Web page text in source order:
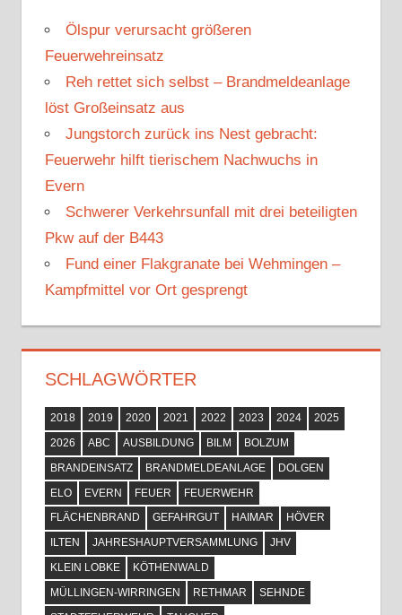
a
h
Ölspur verursacht größeren
Feuerwehreinsatz
Reh rettet sich selbst – Brandmeldeanlage
löst Großeinsatz aus
Jungstorch zurück ins Nest gebracht:
Feuerwehr hilft tierischem Nachwuchs in
Evern
Schwerer Verkehrsunfall mit drei beteiligten
Pkw auf der B443
Fund einer Flakgranate bei Wehmingen –
Kampfmittel vor Ort gesprengt
SCHLAGWÖRTER
2018 2019 2020 2021 2022 2023 2024
2025
2026
ABC AUSBILDUNG BILM
BOLZUM
BRANDEINSATZ
BRANDMELDEANLAGE
DOLGEN
ELO
EVERN FEUER
FEUERWEHR
FLÄCHENBRAND
GEFAHRGUT HAIMAR
HÖVER
ILTEN
JAHRESHAUPTVERSAMMLUNG
JHV
KLEIN LOBKE
KÖTHENWALD
MÜLLINGEN-WIRRINGEN
RETHMAR
SEHNDE